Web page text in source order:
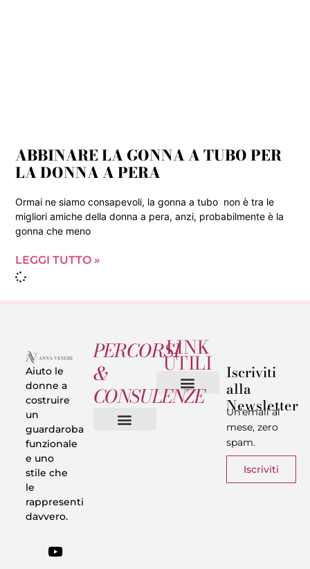
ABBINARE LA GONNA A TUBO PER
LA DONNA A PERA
Ormai ne siamo consapevoli, la gonna a tubo non è tra le
migliori amiche della donna a pera, anzi, probabilmente è la
gonna che meno
LEGGI TUTTO »
Aiuto le
donne a
costruire
un
guardaroba
funzionale
e uno
stile che
le
rappresenti
davvero.
PERCORSI
&
CONSULENZE
LINK
UTILI Iscriviti
alla
Newsletter
Un’email al
mese, zero
spam.
Iscriviti